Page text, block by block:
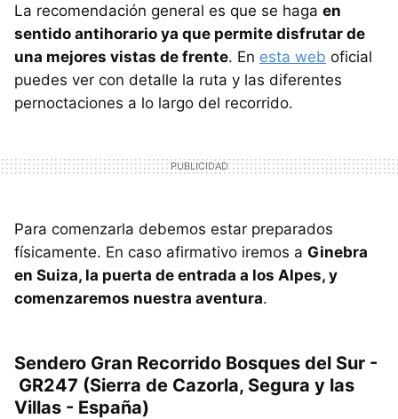
La recomendación general es que se haga en
sentido antihorario ya que permite disfrutar de
una mejores vistas de frente. En esta web oficial
puedes ver con detalle la ruta y las diferentes
pernoctaciones a lo largo del recorrido.
Para comenzarla debemos estar preparados
físicamente. En caso afirmativo iremos a Ginebra
en Suiza, la puerta de entrada a los Alpes, y
comenzaremos nuestra aventura.
Sendero Gran Recorrido Bosques del Sur -
GR247 (Sierra de Cazorla, Segura y las
Villas - España)